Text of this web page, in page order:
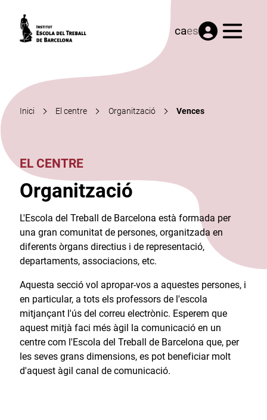
caes Menú
Inici El centre Organització Vences
EL CENTRE
Organització
L'Escola del Treball de Barcelona està formada per
una gran comunitat de persones, organitzada en
diferents òrgans directius i de representació,
departaments, associacions, etc.​
Aquesta secció vol apropar-vos a aquestes persones, i
en particular, a tots els professors de l'escola
mitjançant l'ús del correu electrònic. Esperem que
aquest mitjà faci més àgil la comunicació en un
centre com l'Escola del Treball de Barcelona que, per
les seves grans dimensions, es pot beneficiar molt
d'aquest àgil canal de comunicació.​